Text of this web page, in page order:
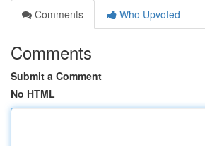
Comments
Who Upvoted
Comments
Submit a Comment
No HTML